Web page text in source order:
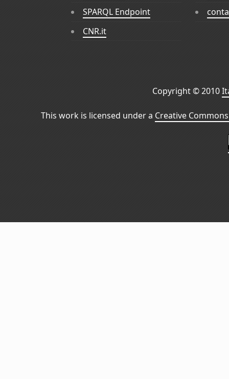
SPARQL Endpoint
CNR.it
Copyright © 2010
This work is licensed under a Creative